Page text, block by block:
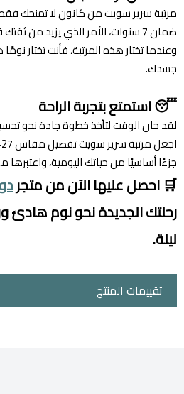
مرتبة سرير سويت من كانون لا تمنحك
ضمان 7 سنوات، الأمر الذي يزيد من ثقتك في اختيارك.
وعندما تختار هذه المرتبة، فأنت تختار
جسدك.
😴استمتع بتجربة الراحة
لقد حان الوقت لتأخذ خطوة جادة نحو
جزءًا أساسيًا من حياتك اليومية، واعتبرها
🛒 احصل عليها الآن من متجر
رحلتك الجديدة نحو نوم هادئ
ليلة.
تقييمات المنتج